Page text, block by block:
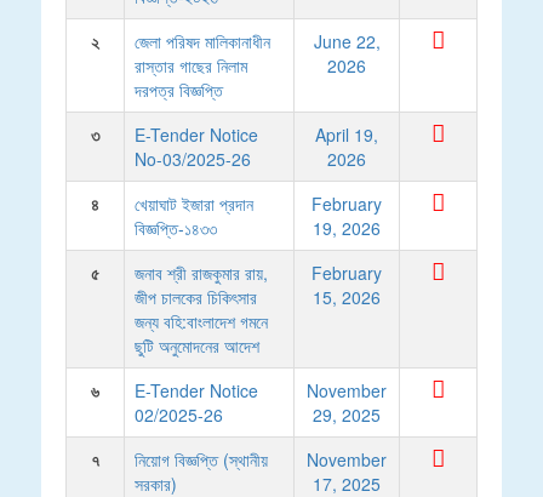
২
জেলা পরিষদ মালিকানাধীন
রাস্তার গাছের নিলাম
দরপত্র বিজ্ঞপ্তি
June 22,
2026
৩
E-Tender Notice
No-03/2025-26
April 19,
2026
৪
খেয়াঘাট ইজারা প্রদান
বিজ্ঞপ্তি-১৪৩৩
February
19, 2026
৫
জনাব শ্রী রাজকুমার রায়,
জীপ চালকের চিকিৎসার
জন্য বহি:বাংলাদেশ গমনে
ছুটি অনুমোদনের আদেশ
February
15, 2026
৬
E-Tender Notice
02/2025-26
November
29, 2025
৭
নিয়োগ বিজ্ঞপ্তি (স্থানীয়
সরকার)
November
17, 2025